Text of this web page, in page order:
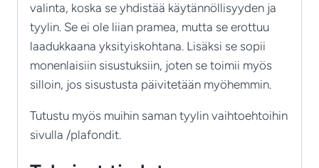
valinta, koska se yhdistää käytännöllisyyden ja
tyylin. Se ei ole liian pramea, mutta se erottuu
laadukkaana yksityiskohtana. Lisäksi se sopii
monenlaisiin sisustuksiin, joten se toimii myös
silloin, jos sisustusta päivitetään myöhemmin.
Tutustu myös muihin saman tyylin vaihtoehtoihin
sivulla /plafondit.